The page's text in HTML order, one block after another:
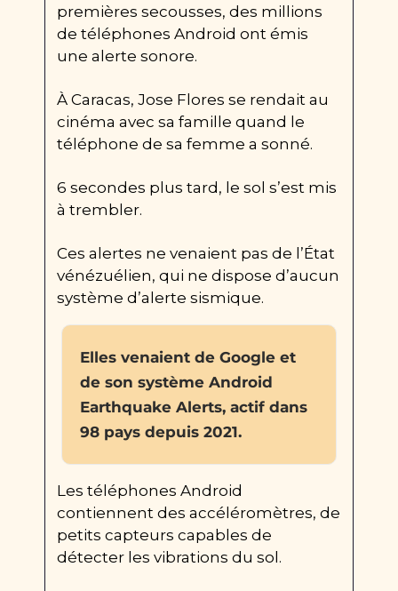
premières secousses, des millions
de téléphones Android ont émis
une alerte sonore.
À Caracas, Jose Flores se rendait au
cinéma avec sa famille quand le
téléphone de sa femme a sonné.
6 secondes plus tard, le sol s’est mis
à trembler.
Ces alertes ne venaient pas de l’État
vénézuélien, qui ne dispose d’aucun
système d’alerte sismique.
Elles venaient de Google et
de son système Android
Earthquake Alerts, actif dans
98 pays depuis 2021.
Les téléphones Android
contiennent des accéléromètres, de
petits capteurs capables de
détecter les vibrations du sol.